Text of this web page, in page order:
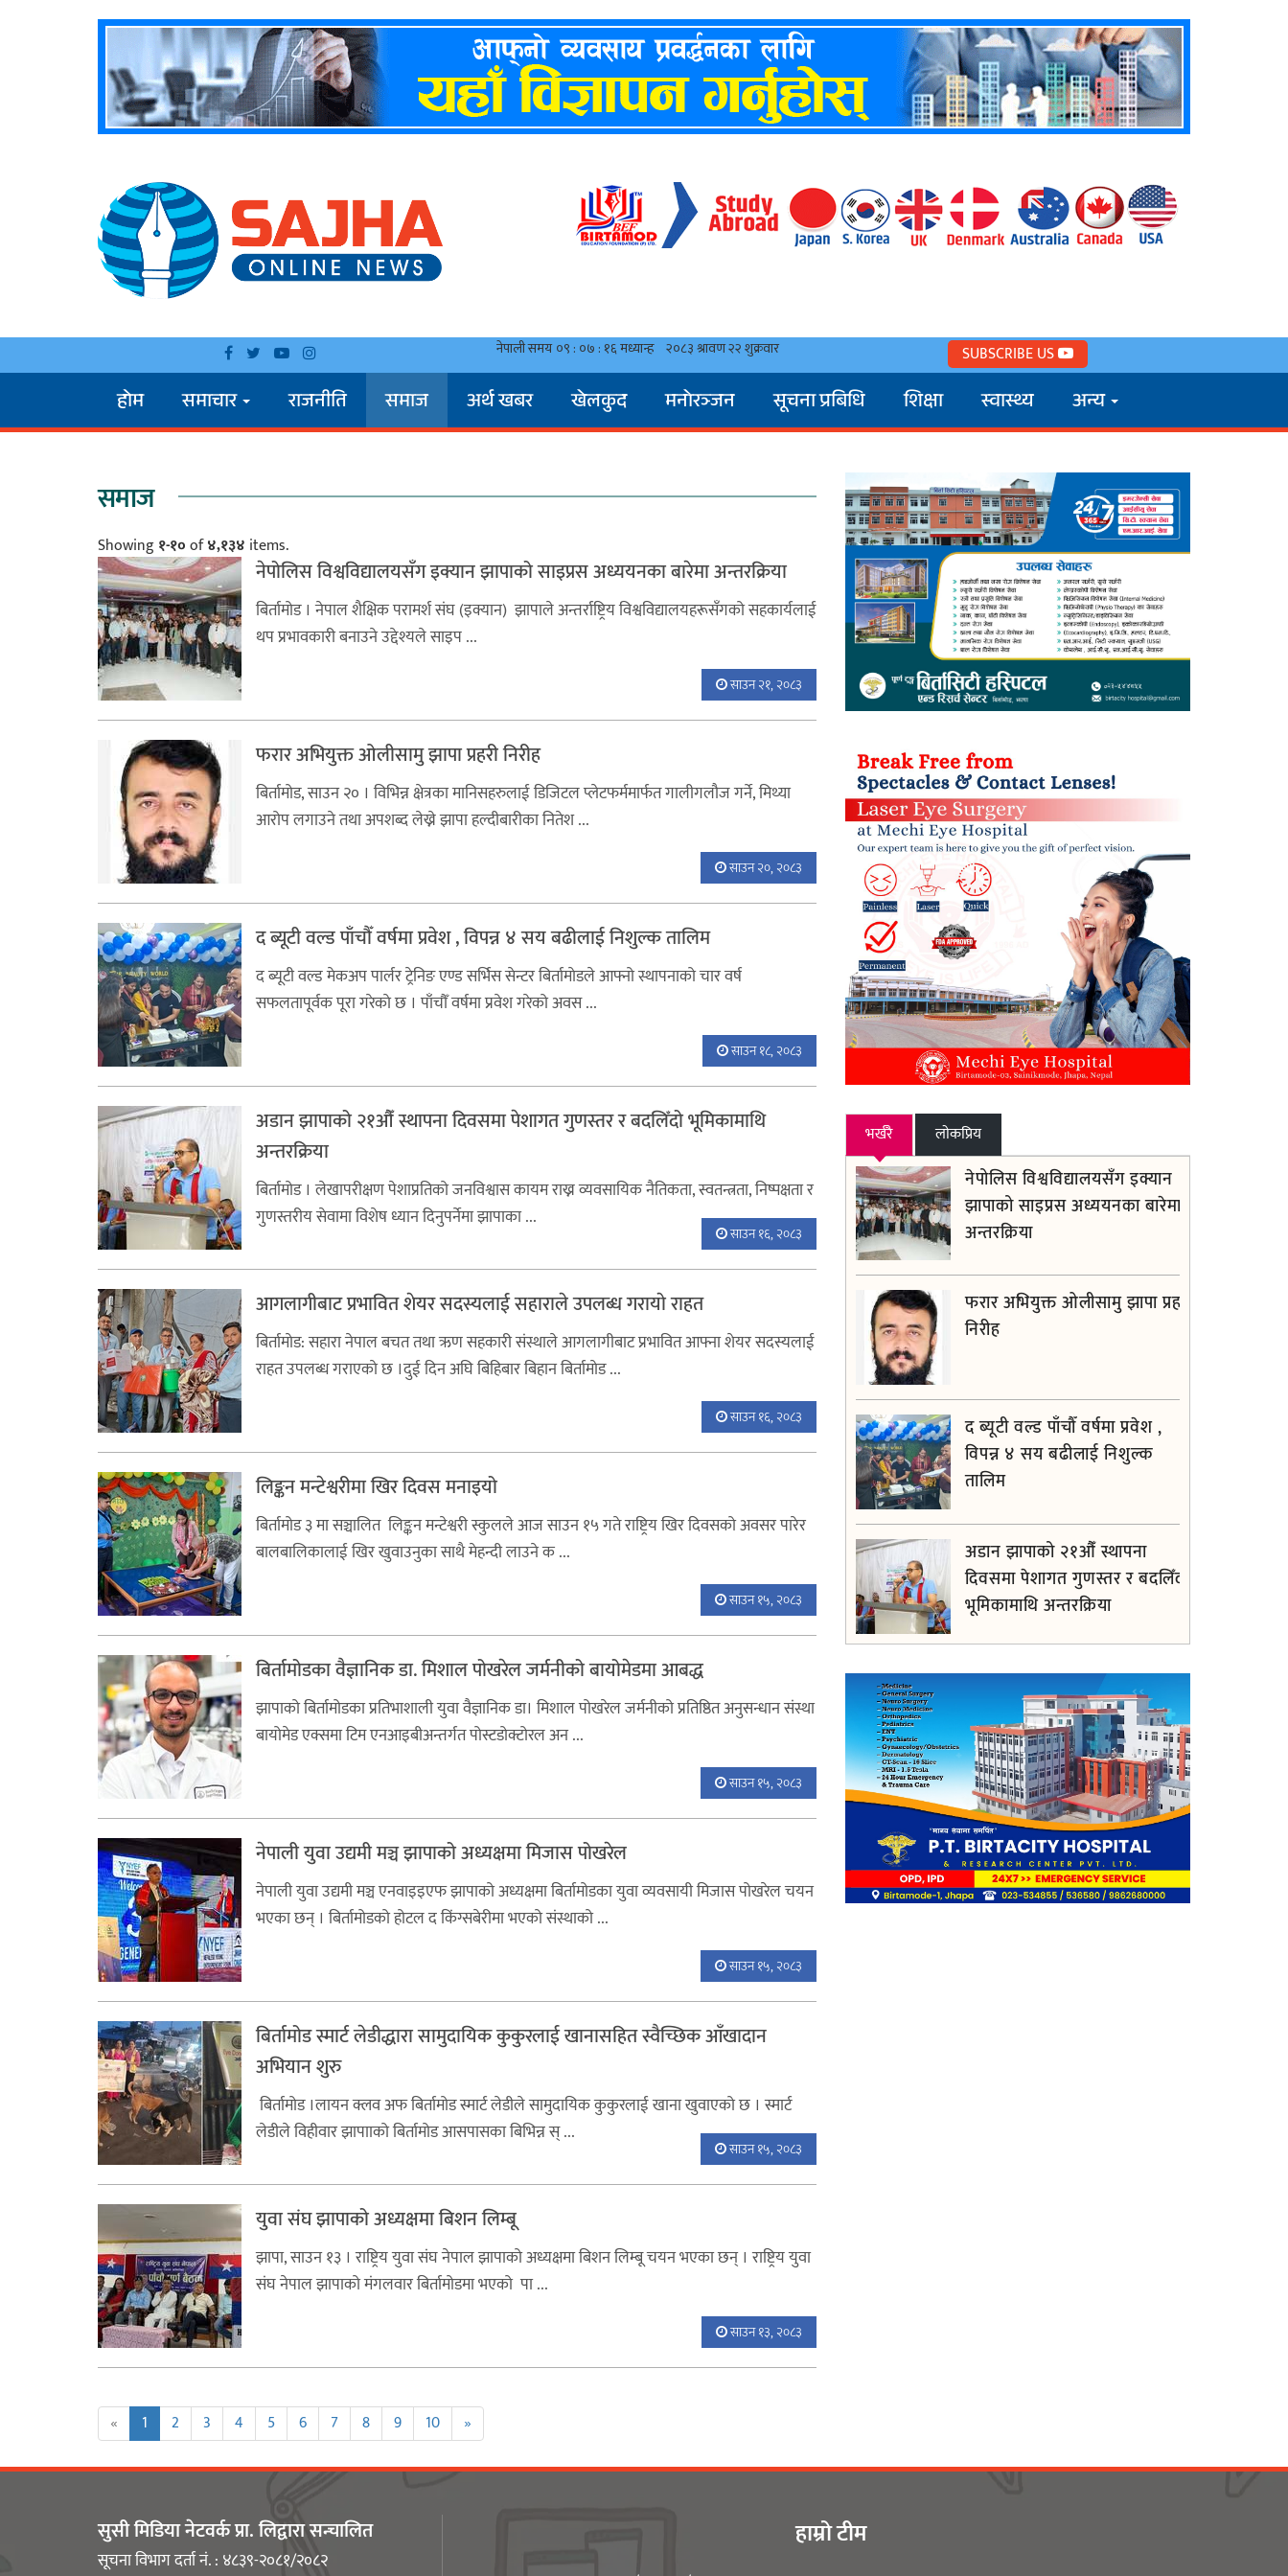
SUBSCRIBE US
होम समाचार राजनीति समाज अर्थ खबर खेलकुद मनाेरञ्जन सूचना प्रबिधि शिक्षा स्वास्थ्य अन्य
समाज
Showing१-१०of४,१३४ items.
साउन २१, २०८३
नेपोलिस विश्वविद्यालयसँग इक्यान झापाको साइप्रस अध्ययनका बारेमा अन्तरक्रिया
बिर्तामोड । नेपाल शैक्षिक परामर्श संघ (इक्यान) झापाले अन्तर्राष्ट्रिय विश्वविद्यालयहरूसँगको सहकार्यलाई
थप प्रभावकारी बनाउने उद्देश्यले साइप ...
साउन २०, २०८३
फरार अभियुक्त ओलीसामु झापा प्रहरी निरीह
बिर्तामोड, साउन २० । विभिन्न क्षेत्रका मानिसहरुलाई डिजिटल प्लेटफर्ममार्फत गालीगलौज गर्ने, मिथ्या
आरोप लगाउने तथा अपशब्द लेख्ने झापा हल्दीबारीका नितेश ...
साउन १८, २०८३
द ब्यूटी वल्ड पाँचौँ वर्षमा प्रवेश , विपन्न ४ सय बढीलाई निशुल्क तालिम
द ब्यूटी वल्ड मेकअप पार्लर ट्रेनिङ एण्ड सर्भिस सेन्टर बिर्तामाेडले आफ्नो स्थापनाको चार वर्ष
सफलतापूर्वक पूरा गरेकाे छ । पाँचौँ वर्षमा प्रवेश गरेको अवस ...
साउन १६, २०८३
अडान झापाको २१औँ स्थापना दिवसमा पेशागत गुणस्तर र बदलिँदो भूमिकामाथि
अन्तरक्रिया
बिर्तामोड । लेखापरीक्षण पेशाप्रतिको जनविश्वास कायम राख्न व्यवसायिक नैतिकता, स्वतन्त्रता, निष्पक्षता र
गुणस्तरीय सेवामा विशेष ध्यान दिनुपर्नेमा झापाका ...
साउन १६, २०८३
आगलागीबाट प्रभावित शेयर सदस्यलाई सहाराले उपलब्ध गरायाे राहत
बिर्तामाेड: सहारा नेपाल बचत तथा ऋण सहकारी संस्थाले आगलागीबाट प्रभावित आफ्ना शेयर सदस्यलाई
राहत उपलब्ध गराएकाे छ ।दुई दिन अघि बिहिबार बिहान बिर्तामाेड ...
साउन १५, २०८३
लिङ्कन मन्टेश्वरीमा खिर दिवस मनाइयो
बिर्तामोड ३ मा सञ्चालित लिङ्कन मन्टेश्वरी स्कुलले आज साउन १५ गते राष्ट्रिय खिर दिवसको अवसर पारेर
बालबालिकालाई खिर खुवाउनुका साथै मेहन्दी लाउने क ...
साउन १५, २०८३
बिर्तामोडका वैज्ञानिक डा. मिशाल पोखरेल जर्मनीको बायोमेडमा आबद्ध
झापाको बिर्तामोडका प्रतिभाशाली युवा वैज्ञानिक डा। मिशाल पोखरेल जर्मनीको प्रतिष्ठित अनुसन्धान संस्था
बायोमेड एक्समा टिम एनआइबीअन्तर्गत पोस्टडोक्टोरल अन ...
साउन १५, २०८३
नेपाली युवा उद्यमी मञ्च झापाको अध्यक्षमा मिजास पोखरेल
नेपाली युवा उद्यमी मञ्च एनवाइइएफ झापाको अध्यक्षमा बिर्तामोडका युवा व्यवसायी मिजास पोखरेल चयन
भएका छन् । बिर्तामोडको होटल द किंग्सबेरीमा भएको संस्थाको ...
साउन १५, २०८३
बिर्तामोड स्मार्ट लेडीद्धारा सामुदायिक कुकुरलाई खानासहित स्वैच्छिक आँखादान
अभियान शुरु
बिर्तामोड ।लायन क्लव अफ बिर्तामोड स्मार्ट लेडीले सामुदायिक कुकुरलाई खाना खुवाएको छ । स्मार्ट
लेडीले विहीवार झापााको बिर्तामोड आसपासका बिभिन्न स् ...
साउन १३, २०८३
युवा संघ झापाको अध्यक्षमा बिशन लिम्बू
झापा, साउन १३ । राष्ट्रिय युवा संघ नेपाल झापाको अध्यक्षमा बिशन लिम्बू चयन भएका छन् । राष्ट्रिय युवा
संघ नेपाल झापाको मंगलवार बिर्तामोडमा भएको पा ...
« 1 2 3 4 5 6 7 8 9 10 »
भर्खरै लाेकप्रिय
नेपोलिस विश्वविद्यालयसँग इक्यान
झापाको साइप्रस अध्ययनका बारेमा
अन्तरक्रिया
फरार अभियुक्त ओलीसामु झापा प्रहरी
निरीह
द ब्यूटी वल्ड पाँचौँ वर्षमा प्रवेश ,
विपन्न ४ सय बढीलाई निशुल्क
तालिम
अडान झापाको २१औँ स्थापना
दिवसमा पेशागत गुणस्तर र बदलिँदो
भूमिकामाथि अन्तरक्रिया
आगलागीबाट प्रभावित शेयर
सदस्यलाई सहाराले उपलब्ध गरायाे
राहत
लिङ्कन मन्टेश्वरीमा खिर दिवस
मनाइयो
सुसी मिडिया नेटवर्क प्रा. लिद्वारा सन्चालित
सूचना विभाग दर्ता नं. : ४८३९-२०८१/२०८२
हाम्रो टीम